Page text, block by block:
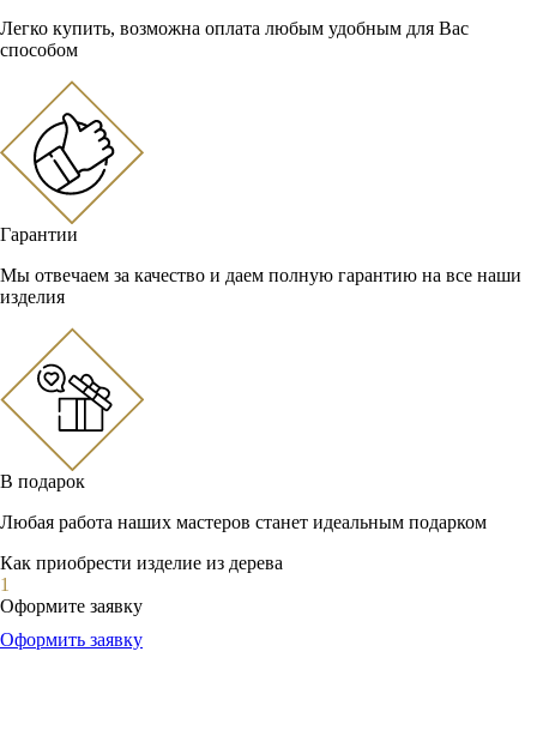
Легко купить, возможна оплата любым удобным для Вас
способом
Гарантии
Мы отвечаем за качество и даем полную гарантию на все наши
изделия
В подарок
Любая работа наших мастеров станет идеальным подарком
Как приобрести изделие из дерева
1
Оформите заявку
Оформить заявку